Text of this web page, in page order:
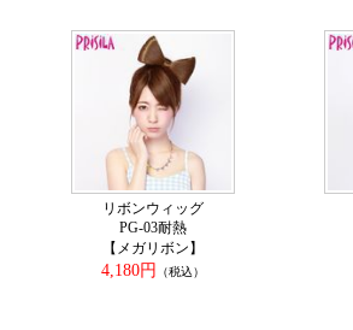
リボンウィッグ
PG-03耐熱
【メガリボン】
4,180円
（税込）